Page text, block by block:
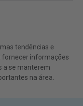
tendências e
fornecer informações
a se manterem
na área.